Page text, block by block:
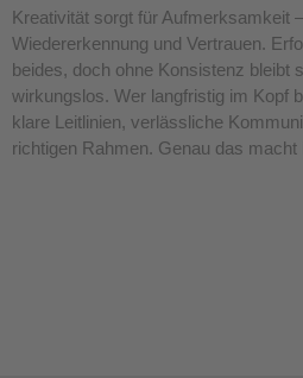
Kreativität sorgt für Aufmerksamkeit
Wiedererkennung und Vertrauen.
beides, doch ohne Konsistenz bleibt
wirkungslos. Wer langfristig im Kopf
klare Leitlinien, verlässliche
richtigen Rahmen. Genau das